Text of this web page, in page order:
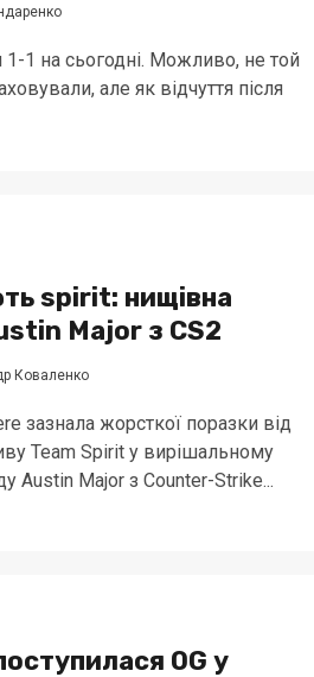
1-1 на сьогодні. Можливо, не той
але як відчуття після
spirit: нищівна
Major з CS2
Коваленко
зазнала жорсткої поразки від
Team Spirit у вирішальному
Austin Major з Counter-Strike...
OG у